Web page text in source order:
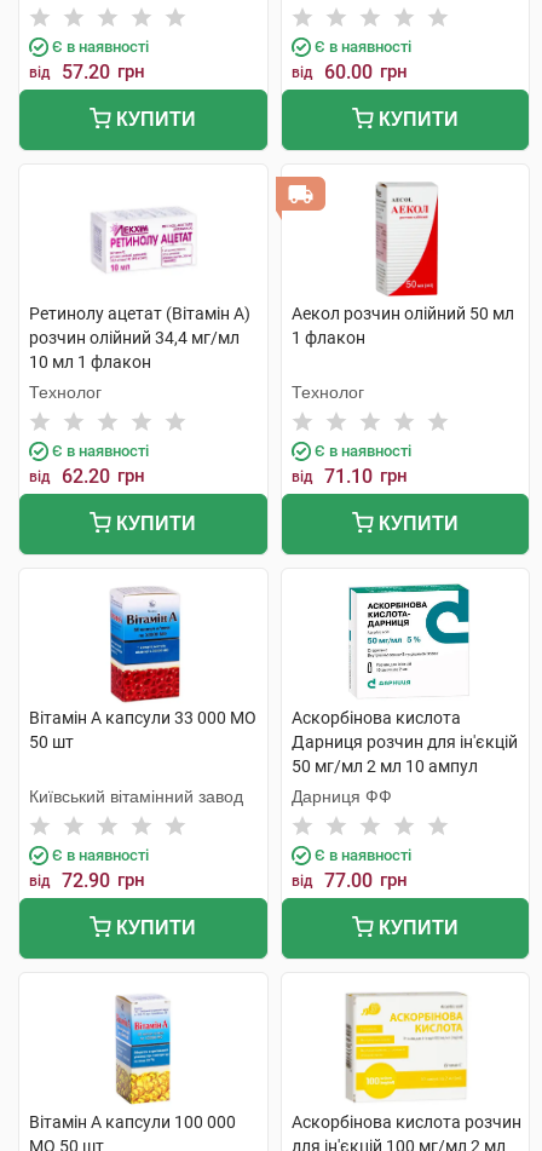
Є в наявності
від 57.20 грн
КУПИТИ
Є в наявності
від 60.00 грн
КУПИТИ
Ретинолу ацетат (Вітамін A)
розчин олійний 34,4 мг/мл
10 мл 1 флакон
Технолог
Є в наявності
від 62.20 грн
КУПИТИ
Аекол розчин олійний 50 мл
1 флакон
Технолог
Є в наявності
від 71.10 грн
КУПИТИ
Вітамін A капсули 33 000 МО
50 шт
Київський вітамінний завод
Є в наявності
від 72.90 грн
КУПИТИ
Аскорбінова кислота
Дарниця розчин для ін'єкцій
50 мг/мл 2 мл 10 ампул
Дарниця ФФ
Є в наявності
від 77.00 грн
КУПИТИ
Вітамін A капсули 100 000
МО 50 шт
Аскорбінова кислота розчин
для ін'єкцій 100 мг/мл 2 мл